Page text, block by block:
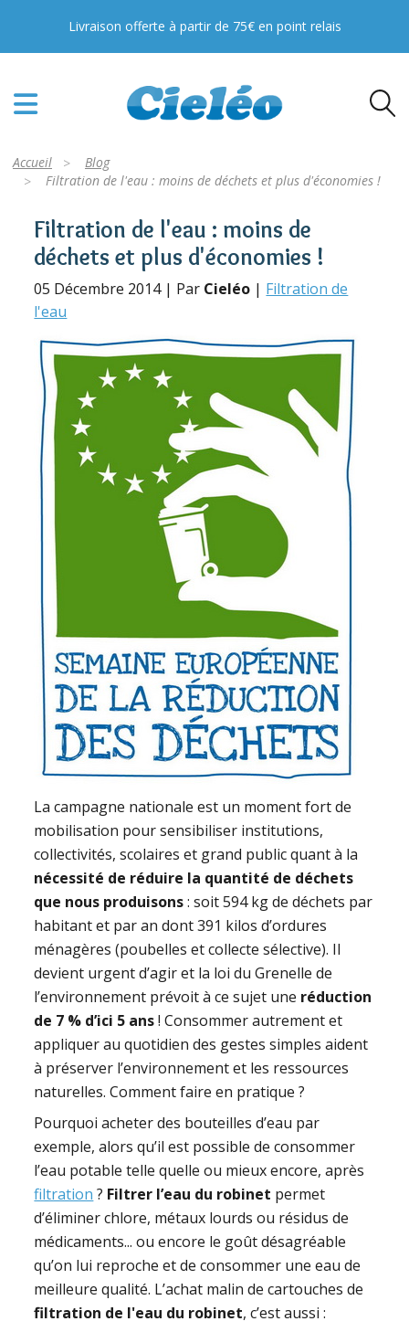
Livraison offerte à partir de 75€ en point relais
Accueil
Blog
Filtration de l'eau : moins de déchets et plus d'économies !
Filtration de l'eau : moins de
déchets et plus d'économies !
05 Décembre 2014 | Par Cieléo | Filtration de
l'eau
La campagne nationale est un moment fort de
mobilisation pour sensibiliser institutions,
collectivités, scolaires et grand public quant à la
nécessité de réduire la quantité de déchets
que nous produisons: soit 594 kg de déchets par
habitant et par an dont 391 kilos d’ordures
ménagères (poubelles et collecte sélective). Il
devient urgent d’agir et la loi du Grenelle de
l’environnement prévoit à ce sujet une réduction
de 7 % d’ici 5 ans! Consommer autrement et
appliquer au quotidien des gestes simples aident
à préserver l’environnement et les ressources
naturelles. Comment faire en pratique ?
Pourquoi acheter des bouteilles d’eau par
exemple, alors qu’il est possible de consommer
l’eau potable telle quelle ou mieux encore, après
filtration ? Filtrer l’eau du robinet permet
d’éliminer chlore, métaux lourds ou résidus de
médicaments... ou encore le goût désagréable
qu’on lui reproche et de consommer une eau de
meilleure qualité. L’achat malin de cartouches de
filtration de l'eau du robinet, c’est aussi :